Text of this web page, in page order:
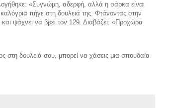
«Συγνώμη, αδερφή, αλλά η σάρκα είναι
πήγε στη δουλειά της. Φτάνοντας στην
ψάχνει να βρει τον 129. Διαβάζει: «Προχώρα
στη δουλειά σου, μπορεί να χάσεις μια σπουδαία